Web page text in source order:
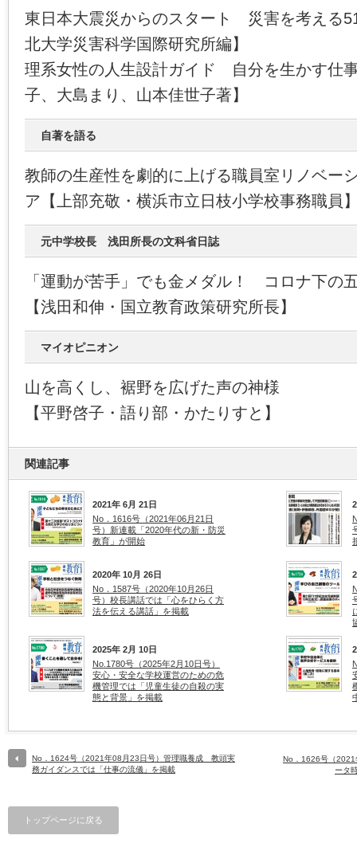
東日本大震災からのスタート 災害を考える
北大学災害科学国際研究所編】
理系女性の人生設計ガイド 自分を生かす仕
子、大島まり、山本佳世子著】
自著を語る
教師の生産性を劇的に上げる職員室リノベ
ア【上部充敬・横浜市立日枝小学校事務職員
元中学校長 浅田所長の文科省日誌
「運動が苦手」でも金メダル！ コロナ下の
【浅田和伸・国立教育政策研究所長】
マイオピニオン
山を高くし、裾野を広げた声の神様
【平野啓子・語り部・かたりすと】
関連記事
2021年 6月 21日
No．1616号（2021年06月21日
号）新連載「2020年代の新・防災
教育」が開始
2020年 10月 26日
No．1587号（2020年10月26日
号）校長講話では「心をひらく方
法を伝える講話」を掲載
2025年 2月 10日
No.1780号（2025年2月10日号）
安心・安全な学校運営のための危
機管理では「児童生徒の自殺の実
態と背景」を掲載
No．1624号（2021年08月23日号）管理職養成 教頭実
務ガイダンスでは「仕事の流儀」を掲載
No．1626号（2021
ータ
トップページに戻る